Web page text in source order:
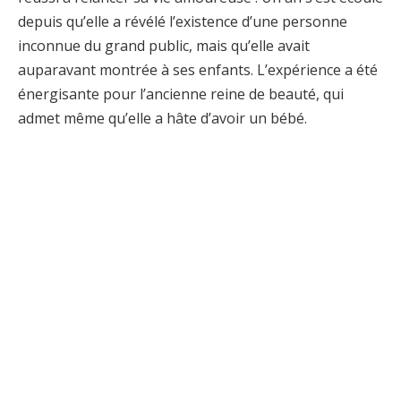
depuis qu’elle a révélé l’existence d’une personne
inconnue du grand public, mais qu’elle avait
auparavant montrée à ses enfants. L’expérience a été
énergisante pour l’ancienne reine de beauté, qui
admet même qu’elle a hâte d’avoir un bébé.